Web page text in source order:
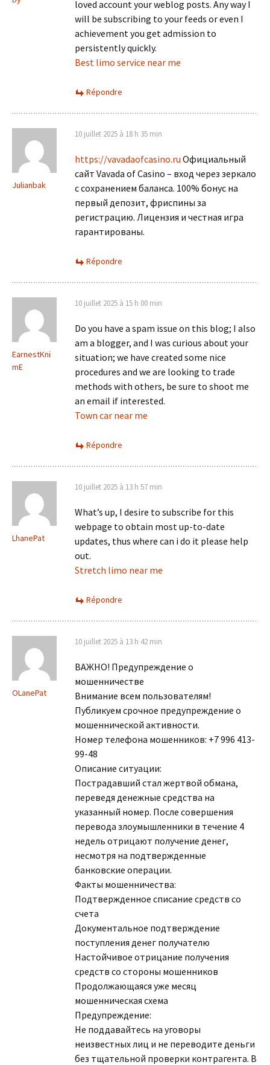
loved account your weblog posts. Any way I
will be subscribing to your feeds or even I
achievement you get admission to
persistently quickly.
Best limo service near me
Répondre
Julianbak
10 juillet 2025 à 18 h 35 min
https://vavadaofcasino.ru Официальный
сайт Vavada of Casino – вход через зеркало
с сохранением баланса. 100% бонус на
первый депозит, фриспины за
регистрацию. Лицензия и честная игра
гарантированы.
Répondre
EarnestKni
mE
10 juillet 2025 à 15 h 00 min
Do you have a spam issue on this blog; I also
am a blogger, and I was curious about your
situation; we have created some nice
procedures and we are looking to trade
methods with others, be sure to shoot me
an email if interested.
Town car near me
Répondre
LhanePat
10 juillet 2025 à 13 h 57 min
What’s up, I desire to subscribe for this
webpage to obtain most up-to-date
updates, thus where can i do it please help
out.
Stretch limo near me
Répondre
OLanePat
10 juillet 2025 à 13 h 42 min
ВАЖНО! Предупреждение о
мошенничестве
Внимание всем пользователям!
Публикуем срочное предупреждение о
мошеннической активности.
Номер телефона мошенников: +7 996 413-
99-48
Описание ситуации:
Пострадавший стал жертвой обмана,
переведя денежные средства на
указанный номер. После совершения
перевода злоумышленники в течение 4
недель отрицают получение денег,
несмотря на подтвержденные
банковские операции.
Факты мошенничества:
Подтвержденное списание средств со
счета
Документальное подтверждение
поступления денег получателю
Настойчивое отрицание получения
средств со стороны мошенников
Продолжающаяся уже месяц
мошенническая схема
Предупреждение:
Не поддавайтесь на уговоры
неизвестных лиц и не переводите деньги
без тщательной проверки контрагента. В